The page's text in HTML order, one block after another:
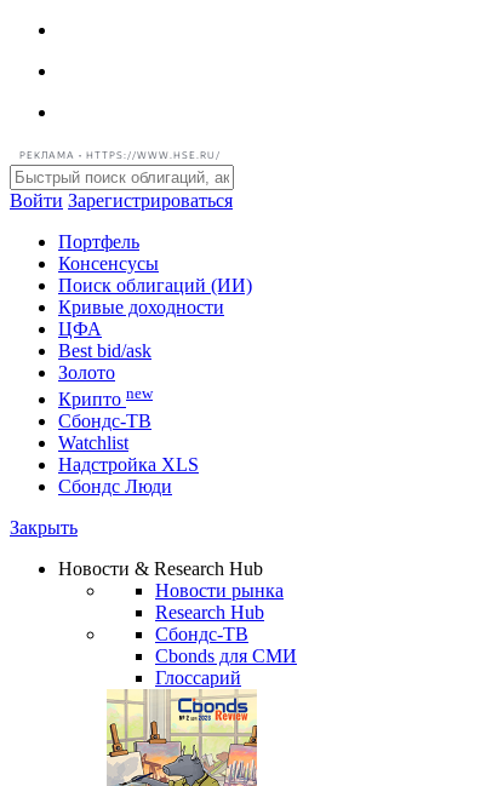
РЕКЛАМА • HTTPS://WWW.HSE.RU/
Войти Зарегистрироваться
Портфель
Консенсусы
Поиск облигаций (ИИ)
Кривые доходности
ЦФА
Best bid/ask
Золото
Крипто new
Сбондс-ТВ
Watchlist
Надстройка XLS
Сбондс Люди
Закрыть
Новости & Research Hub
Новости рынка
Research Hub
Сбондс-ТВ
Cbonds для СМИ
Глоссарий